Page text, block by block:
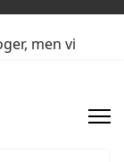
men vi